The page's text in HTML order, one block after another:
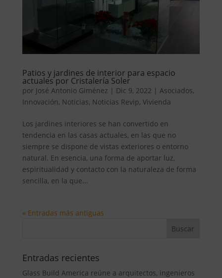
Patios y jardines de interior para espacio
actuales por Cristalería Soler
por José Antonio Giménez | Dic 9, 2022 | Asociados,
Innovación, Noticias, Noticias Revip, Vivienda
Los jardines interiores se han convertido en
tendencia en las casas actuales, en las que no
siempre se dispone de vistas exteriores o entorno
natural. En esencia, una forma de aportar luz,
espiritualidad y contacto con la naturaleza de forma
sencilla, en la que...
« Entradas más antiguas
Entradas recientes
Glass Build America reúne a arquitectos, ingenieros